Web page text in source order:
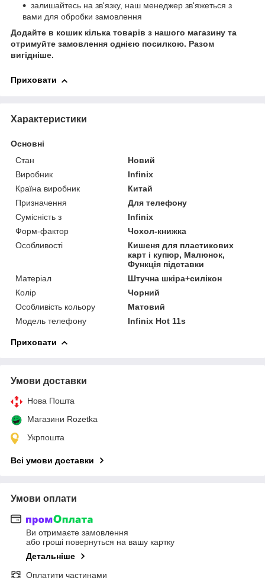
залишайтесь на зв'язку, наш менеджер зв'яжеться з
вами для обробки замовлення
Додайте в кошик кілька товарів з нашого магазину та
отримуйте замовлення однією посилкою. Разом
вигідніше.
Приховати
Характеристики
Основні
Стан
Новий
Виробник
Infinix
Країна виробник
Китай
Призначення
Для телефону
Сумісність з
Infinix
Форм-фактор
Чохол-книжка
Особливості
Кишеня для пластикових
карт і купюр, Малюнок,
Функція підставки
Матеріал
Штучна шкіра+силікон
Колір
Чорний
Особливість кольору
Матовий
Модель телефону
Infinix Hot 11s
Приховати
Умови доставки
Нова Пошта
Магазини Rozetka
Укрпошта
Всі умови доставки
Умови оплати
Ви отримаєте замовлення
або гроші повернуться на вашу картку
Детальніше
Оплатити частинами